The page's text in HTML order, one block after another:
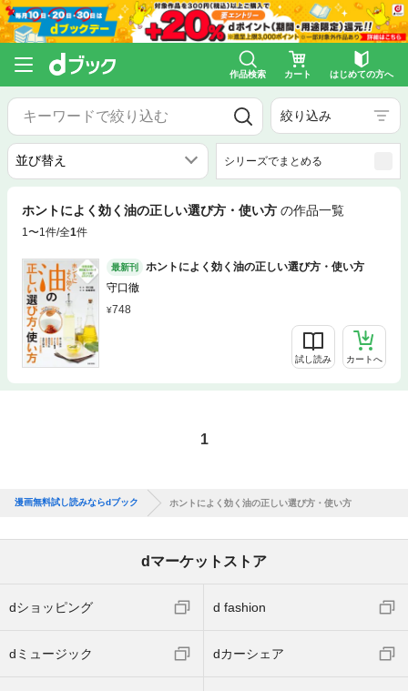
作品検索 カート はじめての方へ
絞り込み
シリーズでまとめる
ホントによく効く油の正しい選び方・使い方 の作品一覧
1〜1件/全1件
最新刊
ホントによく効く油の正しい選び方・使い方
守口徹
748
試し読み カートへ
1
漫画無料試し読みならdブック ホントによく効く油の正しい選び方・使い方
dマーケットストア
dショッピング d fashion
dミュージック dカーシェア